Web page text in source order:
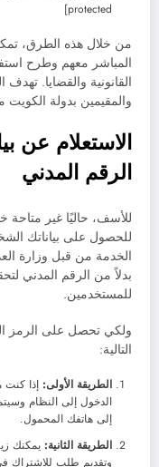
protected]
من خلال هذه الطرق،
المباشر معهم وطرح
القانونية والقضايا. تهدف
والمقيمين بدولة
الاستعلام عن
الرقم المدني
للأسف، حاليًا غير متاحة
للحصول على بياناتك
الخدمة من قبل وزارة
بدلاً من الرقم المدني
للمستخدمين.
ولكي تحصل على الرمز
التالية:
الطريقة الأولى: إذا
الدخول إلى النظام
إلى هاتفك المحمول.
الطريقة الثانية: يمكنك
وتقديم طلب للاشتراك